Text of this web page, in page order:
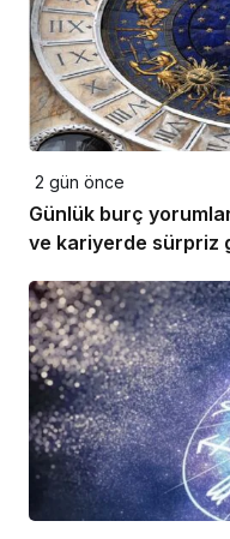
2 gün önce
Günlük burç
ve kariyerde sürpriz